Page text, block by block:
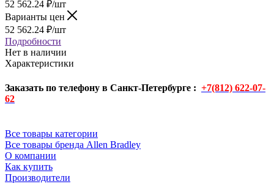
52 562.24 ₽/шт
Варианты цен
52 562.24 ₽/шт
Подробности
Нет в наличии
Характеристики
Заказать по телефону в Санкт-Петербурге : +7(812) 622-07-
62
Все товары категории
Все товары бренда Allen Bradley
О компании
Как купить
Производители